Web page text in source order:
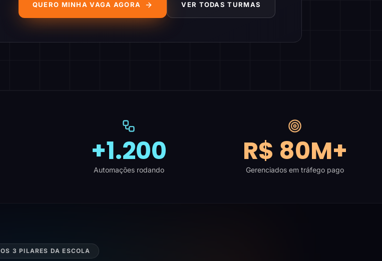
QUERO MINHA VAGA AGORA VER TODAS TURMAS
+1.200
Automações rodando
R$ 80M+
Gerenciados em tráfego pago
OS 3 PILARES DA ESCOLA